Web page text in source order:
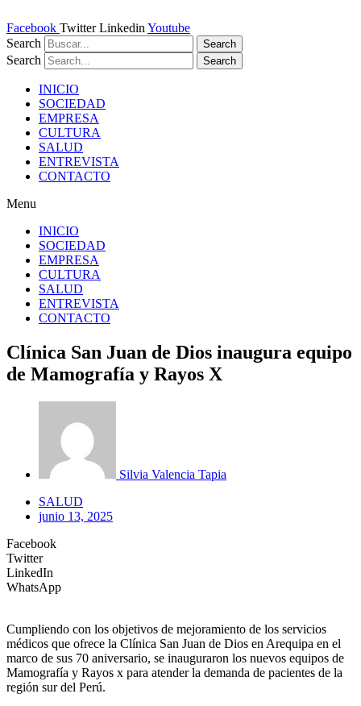
al
contenido
Facebook Twitter Linkedin Youtube
Search
Search
Search Search
INICIO
SOCIEDAD
EMPRESA
CULTURA
SALUD
ENTREVISTA
CONTACTO
Menu
INICIO
SOCIEDAD
EMPRESA
CULTURA
SALUD
ENTREVISTA
CONTACTO
Clínica San Juan de Dios inaugura equipo
de Mamografía y Rayos X
Silvia Valencia Tapia
SALUD
junio 13, 2025
Facebook
Twitter
LinkedIn
WhatsApp
Cumpliendo con los objetivos de mejoramiento de los servicios
médicos que ofrece la Clínica San Juan de Dios en Arequipa en el
marco de sus 70 aniversario, se inauguraron los nuevos equipos de
Mamografía y Rayos x para atender la demanda de pacientes de la
región sur del Perú.